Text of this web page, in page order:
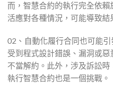
而，智慧合約的執行完全依
活應對各種情況，可能導致結
02、自動化履行合同也可能
受到程式設計錯誤、漏洞或
不當解約。此外，涉及訴訟
執行智慧合約也是一個挑戰。